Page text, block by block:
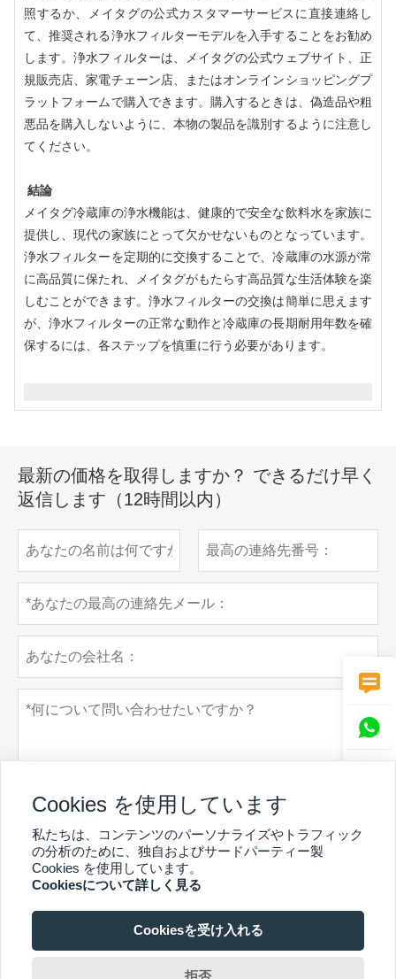
照するか、メイタグの公式カスタマーサービスに直接連絡し
て、推奨される浄水フィルターモデルを入手することをお勧め
します。浄水フィルターは、メイタグの公式ウェブサイト、正
規販売店、家電チェーン店、またはオンラインショッピングプ
ラットフォームで購入できます。購入するときは、偽造品や粗
悪品を購入しないように、本物の製品を識別するように注意し
てください。
結論
メイタグ冷蔵庫の浄水機能は、健康的で安全な飲料水を家族に
提供し、現代の家族にとって欠かせないものとなっています。
浄水フィルターを定期的に交換することで、冷蔵庫の水源が常
に高品質に保たれ、メイタグがもたらす高品質な生活体験を楽
しむことができます。浄水フィルターの交換は簡単に思えます
が、浄水フィルターの正常な動作と冷蔵庫の長期耐用年数を確
保するには、各ステップを慎重に行う必要があります。
最新の価格を取得しますか？ できるだけ早く
返信します（12時間以内）
提出する 個人情報保護方針
CopyrightBy©GuangzhouChunkeEnvironmental Technology Co. Ltd.Email：



Cookies を使用しています
私たちは、コンテンツのパーソナライズやトラフィック
の分析のために、独自およびサードパーティー製
Cookies を使用しています。
Cookiesについて詳しく見る
Cookiesを受け入れる
拒否